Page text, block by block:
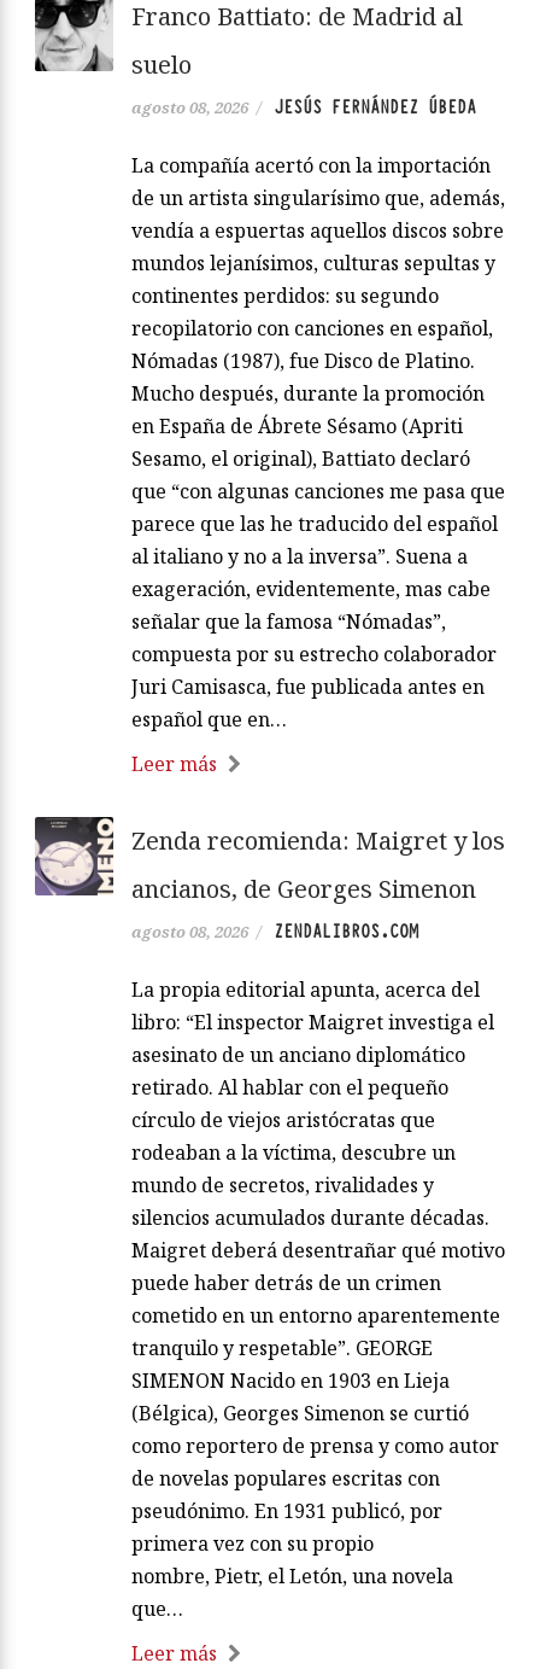
Franco Battiato: de Madrid al
suelo
agosto 08, 2026 / JESÚS FERNÁNDEZ ÚBEDA
La compañía acertó con la importación
de un artista singularísimo que, además,
vendía a espuertas aquellos discos sobre
mundos lejanísimos, culturas sepultas y
continentes perdidos: su segundo
recopilatorio con canciones en español,
Nómadas (1987), fue Disco de Platino.
Mucho después, durante la promoción
en España de Ábrete Sésamo (Apriti
Sesamo, el original), Battiato declaró
que “con algunas canciones me pasa que
parece que las he traducido del español
al italiano y no a la inversa”. Suena a
exageración, evidentemente, mas cabe
señalar que la famosa “Nómadas”,
compuesta por su estrecho colaborador
Juri Camisasca, fue publicada antes en
español que en…
Leer más
Zenda recomienda: Maigret y los
ancianos, de Georges Simenon
agosto 08, 2026 / ZENDALIBROS.COM
La propia editorial apunta, acerca del
libro: “El inspector Maigret investiga el
asesinato de un anciano diplomático
retirado. Al hablar con el pequeño
círculo de viejos aristócratas que
rodeaban a la víctima, descubre un
mundo de secretos, rivalidades y
silencios acumulados durante décadas.
Maigret deberá desentrañar qué motivo
puede haber detrás de un crimen
cometido en un entorno aparentemente
tranquilo y respetable”. GEORGE
SIMENON Nacido en 1903 en Lieja
(Bélgica), Georges Simenon se curtió
como reportero de prensa y como autor
de novelas populares escritas con
pseudónimo. En 1931 publicó, por
primera vez con su propio
nombre, Pietr, el Letón, una novela
que…
Leer más